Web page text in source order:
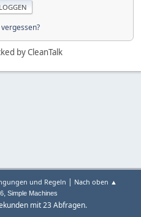
by CleanTalk
und Regeln | Nach oben ▲
, Simple Machines
mit 23 Abfragen.